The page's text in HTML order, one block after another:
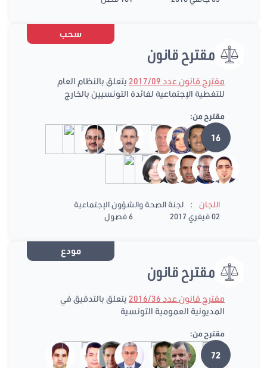
سحب
مقترح قانون
مقترح قانون عدد 2017/09
يتعلق بالنظام العام
للتغطية الإجتماعية لفائدة التونسيين بالخارج
مقترح من:
16
اللجان :
لجنة الصحة والشؤون الإجتماعية
02 فيفري 2017
6 فصول
مودع
مقترح قانون
مقترح قانون عدد 2016/36
يتعلق بالتدقيق في
المديونية العمومية التونسية
مقترح من:
72